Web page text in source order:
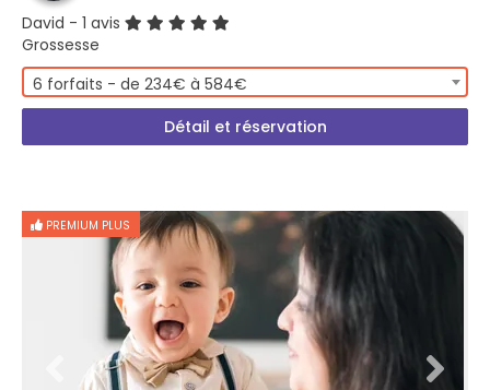
David - 1 avis
Grossesse
6 forfaits - de 234€ à 584€
Détail et réservation
PREMIUM PLUS